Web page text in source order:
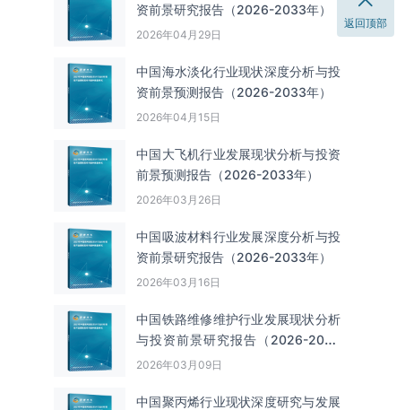
资前景研究报告（2026-2033年）
2026年04月29日
中国海水淡化行业现状深度分析与投
资前景预测报告（2026-2033年）
2026年04月15日
中国大飞机行业发展现状分析与投资
前景预测报告（2026-2033年）
2026年03月26日
中国吸波材料行业发展深度分析与投
资前景研究报告（2026-2033年）
2026年03月16日
中国铁路维修维护行业发展现状分析
与投资前景研究报告（2026-2033
年）
2026年03月09日
中国聚丙烯行业现状深度研究与发展
返回顶部